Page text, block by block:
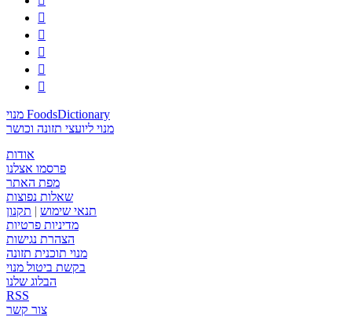





מנוי FoodsDictionary
מנוי ליועצי תזונה וכושר
אודות
פרסמו אצלנו
מפת האתר
שאלות נפוצות
תנאי שימוש | תקנון
מדיניות פרטיות
הצהרת נגישות
מנוי תוכנית תזונה
בקשת ביטול מנוי
הבלוג שלנו
RSS
צור קשר